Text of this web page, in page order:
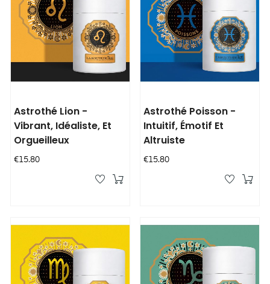
Astrothé Lion -
Vibrant, Idéaliste, Et
Orgueilleux
Price
€15.80
Astrothé Poisson -
Intuitif, Émotif Et
Altruiste
Price
€15.80